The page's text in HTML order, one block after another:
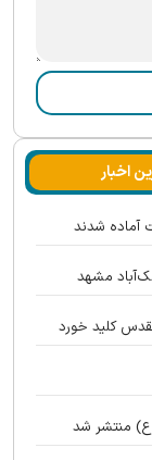
اخبار
مشهد
کلید خورد
منتشر شد